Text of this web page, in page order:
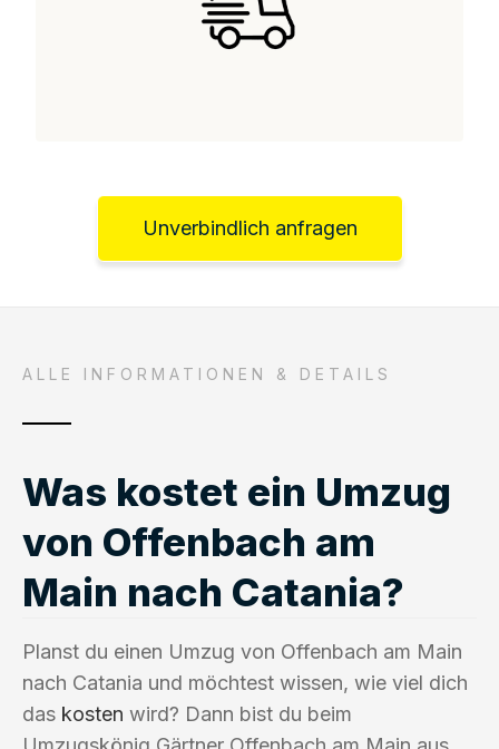
Unverbindlich anfragen
ALLE INFORMATIONEN & DETAILS
Was kostet ein Umzug
von Offenbach am
Main nach Catania?
Planst du einen Umzug von Offenbach am Main
nach Catania und möchtest wissen, wie viel dich
das kosten wird? Dann bist du beim